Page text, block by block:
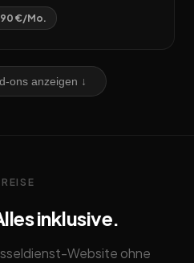
€/Mo.
ons anzeigen ↓
inklusive.
Website ohne